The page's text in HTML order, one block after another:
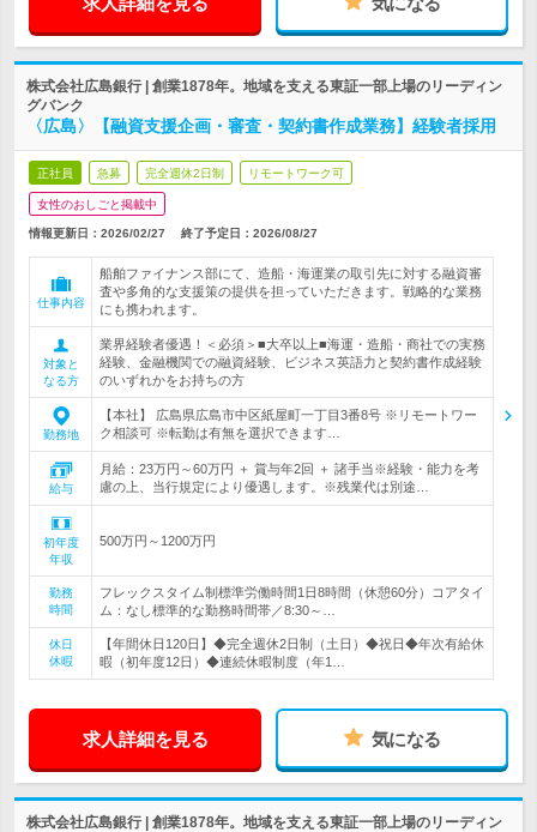
株式会社広島銀行 | 創業1878年。地域を支える東証一部上場のリーディン
グバンク
〈広島〉【融資支援企画・審査・契約書作成業務】経験者採用
正社員 急募 完全週休2日制 リモートワーク可
女性のおしごと掲載中
情報更新日：2026/02/27 終了予定日： 2026/08/27
仕事内容
船舶ファイナンス部にて、造船・海運業の取引先に対する融資審
査や多角的な支援策の提供を担っていただきます。戦略的な業務
にも携われます。
対象と
なる方
業界経験者優遇！＜必須＞■大卒以上■海運・造船・商社での実務
経験、金融機関での融資経験、ビジネス英語力と契約書作成経験
のいずれかをお持ちの方
勤務地
【本社】 広島県広島市中区紙屋町一丁目3番8号 ※リモートワー
ク相談可 ※転勤は有無を選択できます…
給与
月給：23万円～60万円 ＋ 賞与年2回 ＋ 諸手当※経験・能力を考
慮の上、当行規定により優遇します。※残業代は別途…
初年度
年収
500万円～1200万円
勤務
時間
フレックスタイム制標準労働時間1日8時間（休憩60分）コアタイ
ム：なし標準的な勤務時間帯／8:30～…
休日
休暇
【年間休日120日】◆完全週休2日制（土日）◆祝日◆年次有給休
暇（初年度12日）◆連続休暇制度（年1…
求人詳細を見る 気になる
株式会社広島銀行 | 創業1878年。地域を支える東証一部上場のリーディン